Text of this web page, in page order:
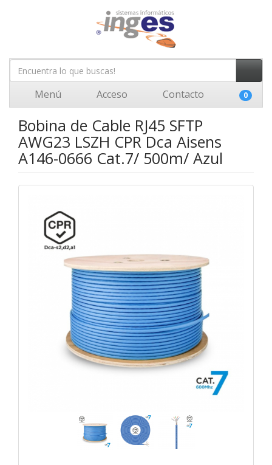
Menú Acceso Contacto 0
Bobina de Cable RJ45 SFTP
AWG23 LSZH CPR Dca Aisens
A146-0666 Cat.7/ 500m/ Azul